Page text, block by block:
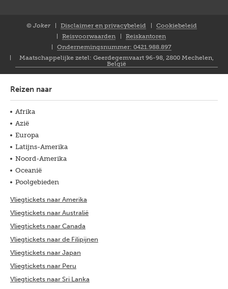
© Joker
Disclaimer en privacybeleid
Cookiebeleid
Reisvoorwaarden
Reiskantoren
Ondernemingsnummer: 0421.988.897
Maatschappelijke zetel: Geerdegemvaart 96-98, 2800 Mechelen,
België
Reizen naar
Afrika
Azië
Europa
Latijns-Amerika
Noord-Amerika
Oceanië
Poolgebieden
Vliegtickets naar Amerika
Vliegtickets naar Australië
Vliegtickets naar Canada
Vliegtickets naar de Filipijnen
Vliegtickets naar Japan
Vliegtickets naar Peru
Vliegtickets naar Sri Lanka